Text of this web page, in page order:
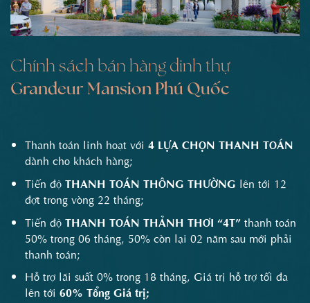
Chính sách bán hàng dinh thự
Grandeur Mansion Phú Quốc
Thanh toán linh hoạt với 4 LỰA CHỌN THANH TOÁN
dành cho khách hàng;
Tiến độ THANH TOÁN THÔNG THƯỜNG lên tới 12
đợt trong vòng 22 tháng;
Tiến độ THANH TOÁN THẢNH THƠI “4T”thanh toán
50% trong 06 tháng, 50% còn lại 02 năm sau mới phải
thanh toán;
Hỗ trợ lãi suất 0% trong 18 tháng, Giá trị hỗ trợ tối đa
lên tới 60% Tổng Giá trị;